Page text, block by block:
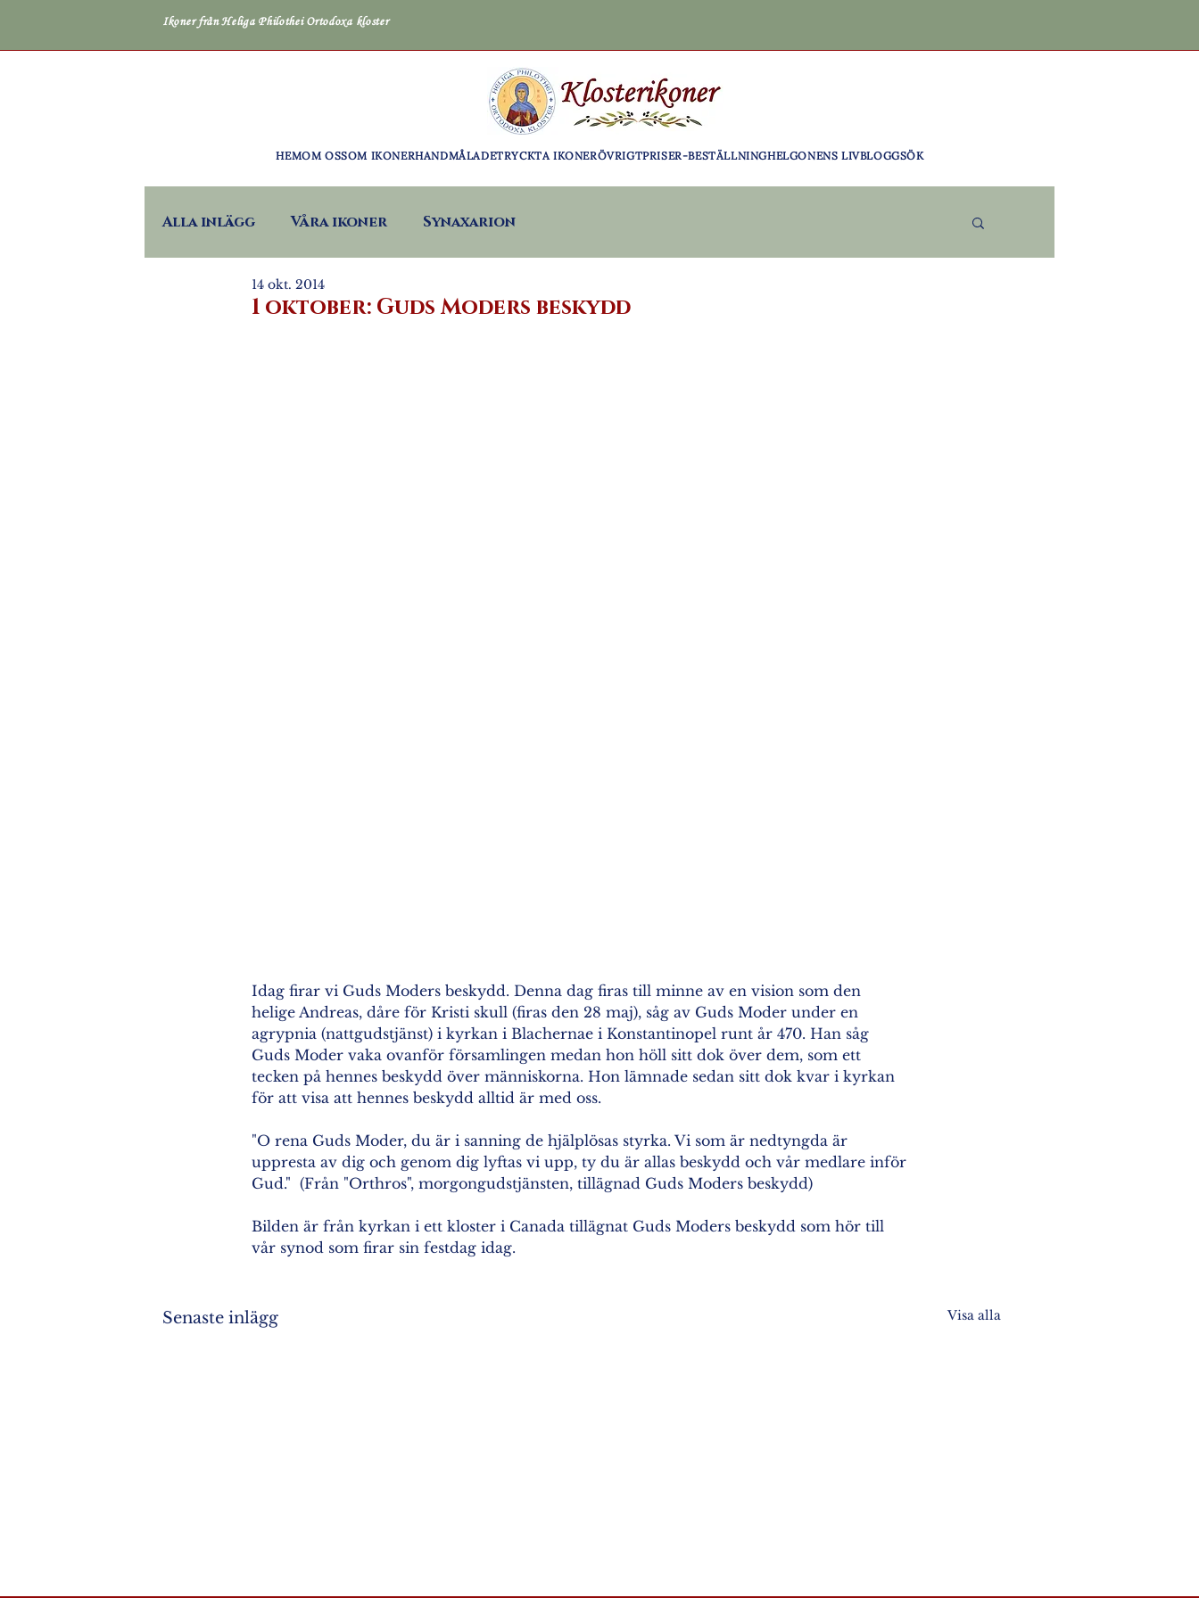
Ikoner från Heliga Philothei Ortodoxa kloster
HEMOM OSSOM IKONERHANDMÅLADETRYCKTA IKONERÖVRIGTPRISER-BESTÄLLNINGHELGONENS LIVBLOGGSÖK
Alla inlägg Våra ikoner Synaxarion
1 oktober: Guds Moders beskydd
14 okt. 2014
Idag firar vi Guds Moders beskydd. Denna dag firas till minne av en vision som den
helige Andreas, dåre för Kristi skull (firas den 28 maj), såg av Guds Moder under en
agrypnia (nattgudstjänst) i kyrkan i Blachernae i Konstantinopel runt år 470. Han såg
Guds Moder vaka ovanför församlingen medan hon höll sitt dok över dem, som ett
tecken på hennes beskydd över människorna. Hon lämnade sedan sitt dok kvar i kyrkan
för att visa att hennes beskydd alltid är med oss.
"O rena Guds Moder, du är i sanning de hjälplösas styrka. Vi som är nedtyngda är
uppresta av dig och genom dig lyftas vi upp, ty du är allas beskydd och vår medlare inför
Gud."  (Från "Orthros", morgongudstjänsten, tillägnad Guds Moders beskydd)
Bilden är från kyrkan i ett kloster i Canada tillägnat Guds Moders beskydd som hör till
vår synod som firar sin festdag idag.
Senaste inlägg Visa alla